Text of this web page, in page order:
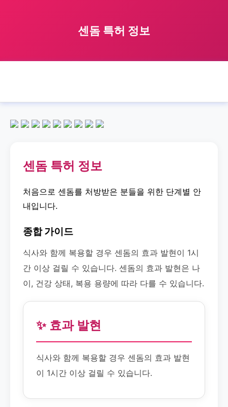
센돔 특허 정보
센돔 특허 정보
처음으로 센돔를 처방받은 분들을 위한 단계별 안
내입니다.
종합 가이드
식사와 함께 복용할 경우 센돔의 효과 발현이 1시
간 이상 걸릴 수 있습니다. 센돔의 효과 발현은 나
이, 건강 상태, 복용 용량에 따라 다를 수 있습니다.
✨ 효과 발현
식사와 함께 복용할 경우 센돔의 효과 발현
이 1시간 이상 걸릴 수 있습니다.